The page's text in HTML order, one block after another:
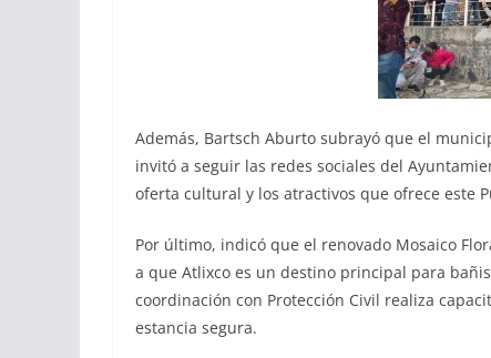
Además, Bartsch Aburto subrayó que el
invitó a seguir las redes sociales del
oferta cultural y los atractivos que ofrece este
Por último, indicó que el renovado Mosaico
a que Atlixco es un destino principal para
coordinación con Protección Civil realiza
estancia segura.